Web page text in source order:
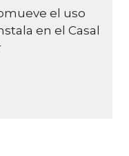
el uso
en el Casal